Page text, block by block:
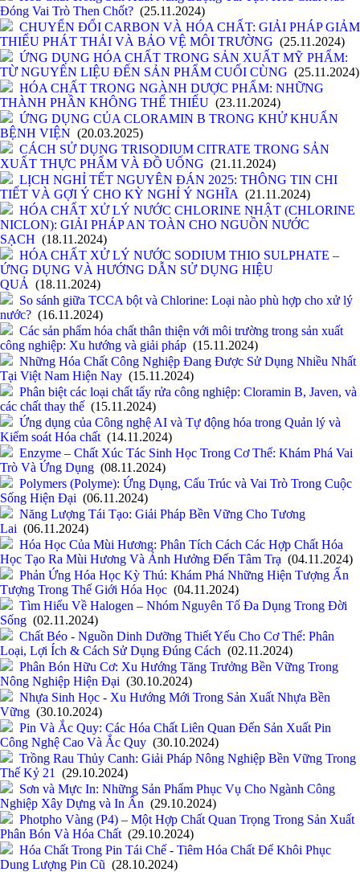
Đóng Vai Trò Then Chốt? (25.11.2024)
CHUYỂN ĐỔI CARBON VÀ HÓA CHẤT: GIẢI PHÁP GIẢM
THIỂU PHÁT THẢI VÀ BẢO VỆ MÔI TRƯỜNG (25.11.2024)
ỨNG DỤNG HÓA CHẤT TRONG SẢN XUẤT MỸ PHẨM:
TỪ NGUYÊN LIỆU ĐẾN SẢN PHẨM CUỐI CÙNG (25.11.2024)
HÓA CHẤT TRONG NGÀNH DƯỢC PHẨM: NHỮNG
THÀNH PHẦN KHÔNG THỂ THIẾU (23.11.2024)
ỨNG DỤNG CỦA CLORAMIN B TRONG KHỬ KHUẨN
BỆNH VIỆN (20.03.2025)
CÁCH SỬ DỤNG TRISODIUM CITRATE TRONG SẢN
XUẤT THỰC PHẨM VÀ ĐỒ UỐNG (21.11.2024)
LỊCH NGHỈ TẾT NGUYÊN ĐÁN 2025: THÔNG TIN CHI
TIẾT VÀ GỢI Ý CHO KỲ NGHỈ Ý NGHĨA (21.11.2024)
HÓA CHẤT XỬ LÝ NƯỚC CHLORINE NHẬT (CHLORINE
NICLON): GIẢI PHÁP AN TOÀN CHO NGUỒN NƯỚC
SẠCH (18.11.2024)
HÓA CHẤT XỬ LÝ NƯỚC SODIUM THIO SULPHATE –
ỨNG DỤNG VÀ HƯỚNG DẪN SỬ DỤNG HIỆU
QUẢ (18.11.2024)
So sánh giữa TCCA bột và Chlorine: Loại nào phù hợp cho xử lý
nước? (16.11.2024)
Các sản phẩm hóa chất thân thiện với môi trường trong sản xuất
công nghiệp: Xu hướng và giải pháp (15.11.2024)
Những Hóa Chất Công Nghiệp Đang Được Sử Dụng Nhiều Nhất
Tại Việt Nam Hiện Nay (15.11.2024)
Phân biệt các loại chất tẩy rửa công nghiệp: Cloramin B, Javen, và
các chất thay thế (15.11.2024)
Ứng dụng của Công nghệ AI và Tự động hóa trong Quản lý và
Kiểm soát Hóa chất (14.11.2024)
Enzyme – Chất Xúc Tác Sinh Học Trong Cơ Thể: Khám Phá Vai
Trò Và Ứng Dụng (08.11.2024)
Polymers (Polyme): Ứng Dụng, Cấu Trúc và Vai Trò Trong Cuộc
Sống Hiện Đại (06.11.2024)
Năng Lượng Tái Tạo: Giải Pháp Bền Vững Cho Tương
Lai (06.11.2024)
Hóa Học Của Mùi Hương: Phân Tích Cách Các Hợp Chất Hóa
Học Tạo Ra Mùi Hương Và Ảnh Hưởng Đến Tâm Trạ (04.11.2024)
Phản Ứng Hóa Học Kỳ Thú: Khám Phá Những Hiện Tượng Ấn
Tượng Trong Thế Giới Hóa Học (04.11.2024)
Tìm Hiểu Về Halogen – Nhóm Nguyên Tố Đa Dụng Trong Đời
Sống (02.11.2024)
Chất Béo - Nguồn Dinh Dưỡng Thiết Yếu Cho Cơ Thể: Phân
Loại, Lợi Ích & Cách Sử Dụng Đúng Cách (02.11.2024)
Phân Bón Hữu Cơ: Xu Hướng Tăng Trưởng Bền Vững Trong
Nông Nghiệp Hiện Đại (30.10.2024)
Nhựa Sinh Học - Xu Hướng Mới Trong Sản Xuất Nhựa Bền
Vững (30.10.2024)
Pin Và Ắc Quy: Các Hóa Chất Liên Quan Đến Sản Xuất Pin
Công Nghệ Cao Và Ắc Quy (30.10.2024)
Trồng Rau Thủy Canh: Giải Pháp Nông Nghiệp Bền Vững Trong
Thế Kỷ 21
(29.10.2024)
Sơn và Mực In: Những Sản Phẩm Phục Vụ Cho Ngành Công
Nghiệp Xây Dựng và In Ấn (29.10.2024)
Photpho Vàng (P4) – Một Hợp Chất Quan Trọng Trong Sản Xuất
Phân Bón Và Hóa Chất (29.10.2024)
Hóa Chất Trong Pin Tái Chế - Tiêm Hóa Chất Để Khôi Phục
Dung Lượng Pin Cũ (28.10.2024)